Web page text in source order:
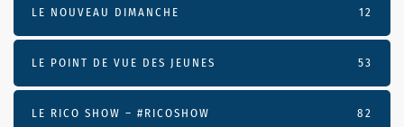
LE NOUVEAU DIMANCHE 12
LE POINT DE VUE DES JEUNES 53
LE RICO SHOW – #RICOSHOW 82